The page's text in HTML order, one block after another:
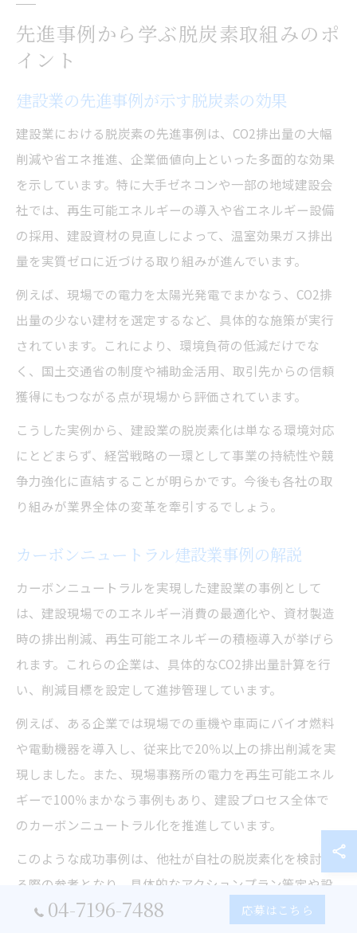
先進事例から学ぶ脱炭素取組みのポ
イント
建設業の先進事例が示す脱炭素の効果
建設業における脱炭素の先進事例は、CO2排出量の大幅
削減や省エネ推進、企業価値向上といった多面的な効果
を示しています。特に大手ゼネコンや一部の地域建設会
社では、再生可能エネルギーの導入や省エネルギー設備
の採用、建設資材の見直しによって、温室効果ガス排出
量を実質ゼロに近づける取り組みが進んでいます。
例えば、現場での電力を太陽光発電でまかなう、CO2排
出量の少ない建材を選定するなど、具体的な施策が実行
されています。これにより、環境負荷の低減だけでな
く、国土交通省の制度や補助金活用、取引先からの信頼
獲得にもつながる点が現場から評価されています。
こうした実例から、建設業の脱炭素化は単なる環境対応
にとどまらず、経営戦略の一環として事業の持続性や競
争力強化に直結することが明らかです。今後も各社の取
り組みが業界全体の変革を牽引するでしょう。
カーボンニュートラル建設業事例の解説
カーボンニュートラルを実現した建設業の事例として
は、建設現場でのエネルギー消費の最適化や、資材製造
時の排出削減、再生可能エネルギーの積極導入が挙げら
れます。これらの企業は、具体的なCO2排出量計算を行
い、削減目標を設定して進捗管理しています。
例えば、ある企業では現場での重機や車両にバイオ燃料
や電動機器を導入し、従来比で20％以上の排出削減を実
現しました。また、現場事務所の電力を再生可能エネル
ギーで100％まかなう事例もあり、建設プロセス全体で
のカーボンニュートラル化を推進しています。
このような成功事例は、他社が自社の脱炭素化を検討す
る際の参考となり、具体的なアクションプラン策定や設
備投資判断の指針として活用されています。
04-7196-7488 応募はこちら